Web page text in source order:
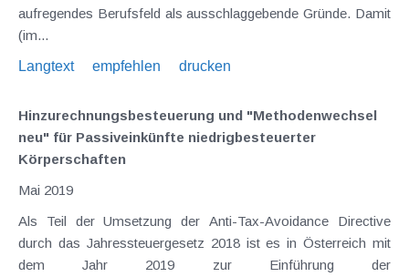
aufregendes Berufsfeld als ausschlaggebende Gründe. Damit
(im...
Langtext
empfehlen drucken
Hinzurechnungsbesteuerung und "Methodenwechsel
neu" für Passiveinkünfte niedrigbesteuerter
Körperschaften
Mai 2019
Als Teil der Umsetzung der Anti-Tax-Avoidance Directive
durch das Jahressteuergesetz 2018 ist es in Österreich mit
dem Jahr 2019 zur Einführung der